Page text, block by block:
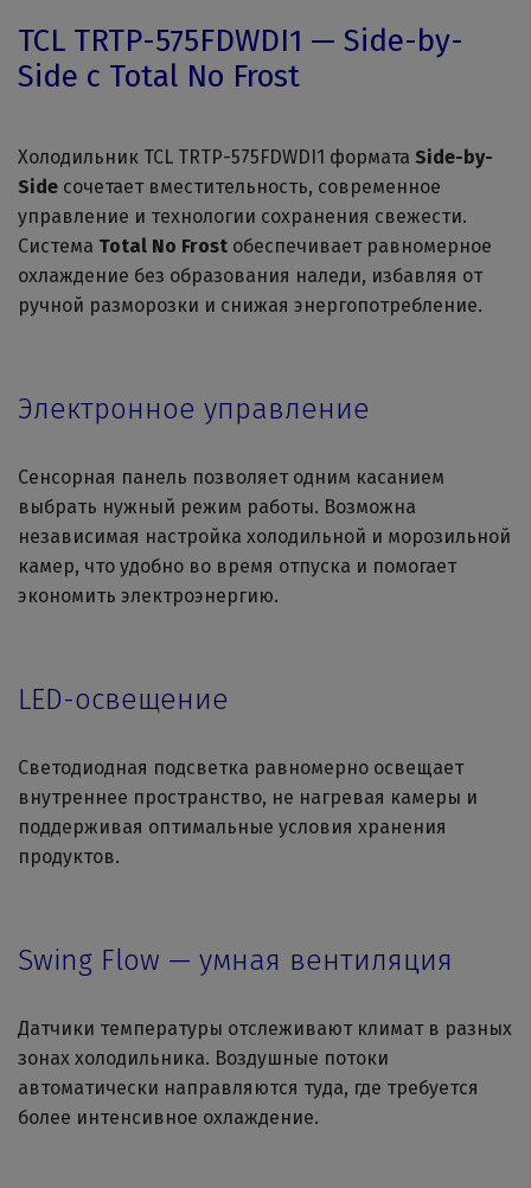
TCL TRTP-575FDWDI1 — Side-by-
Side с Total No Frost
Холодильник TCL TRTP-575FDWDI1 формата Side-by-
Side сочетает вместительность, современное
управление и технологии сохранения свежести.
Система Total No Frost обеспечивает равномерное
охлаждение без образования наледи, избавляя от
ручной разморозки и снижая энергопотребление.
Электронное управление
Сенсорная панель позволяет одним касанием
выбрать нужный режим работы. Возможна
независимая настройка холодильной и морозильной
камер, что удобно во время отпуска и помогает
экономить электроэнергию.
LED-освещение
Светодиодная подсветка равномерно освещает
внутреннее пространство, не нагревая камеры и
поддерживая оптимальные условия хранения
продуктов.
Swing Flow — умная вентиляция
Датчики температуры отслеживают климат в разных
зонах холодильника. Воздушные потоки
автоматически направляются туда, где требуется
более интенсивное охлаждение.